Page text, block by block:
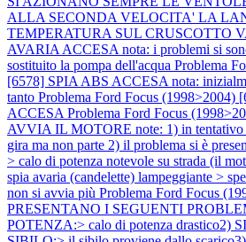
ALLA SECONDA VELOCITA' LA
TEMPERATURA SUL CRUSCOTTO
AVARIA ACCESA nota: i problemi si
sostituito la pompa dell'acqua Problema
[6578] SPIA ABS ACCESA nota:
tanto Problema Ford Focus (1998>2004)
ACCESA Problema Ford Focus
AVVIA IL MOTORE note: 1) in tentativo
gira ma non parte 2) il problema si è
> calo di potenza notevole su strada (il
spia avaria (candelette) lampeggiante >
non si avvia più Problema Ford Focus
PRESENTANO I SEGUENTI
POTENZA:> calo di potenza drastico2)